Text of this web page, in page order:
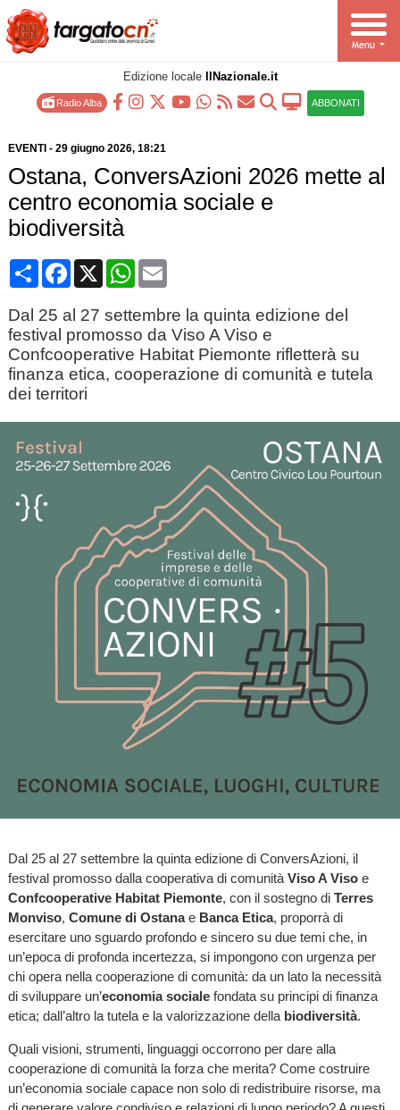
Edizione locale IlNazionale.it
Radio Alba ABBONATI
EVENTI - 29 giugno 2026, 18:21
Ostana, ConversAzioni 2026 mette al
centro economia sociale e
biodiversità
CondividiFacebook
X WhatsApp
Email
Dal 25 al 27 settembre la quinta edizione del
festival promosso da Viso A Viso e
Confcooperative Habitat Piemonte rifletterà su
finanza etica, cooperazione di comunità e tutela
dei territori
Dal 25 al 27 settembre la quinta edizione di ConversAzioni, il
festival promosso dalla cooperativa di comunità Viso A Visoe
Confcooperative Habitat Piemonte, con il sostegno di Terres
Monviso, Comune di Ostanae Banca Etica, proporrà di
esercitare uno sguardo profondo e sincero su due temi che, in
un’epoca di profonda incertezza, si impongono con urgenza per
chi opera nella cooperazione di comunità: da un lato la necessità
di sviluppare un’economia socialefondata su principi di finanza
etica; dall’altro la tutela e la valorizzazione della biodiversità.
Quali visioni, strumenti, linguaggi occorrono per dare alla
cooperazione di comunità la forza che merita? Come costruire
un’economia sociale capace non solo di redistribuire risorse, ma